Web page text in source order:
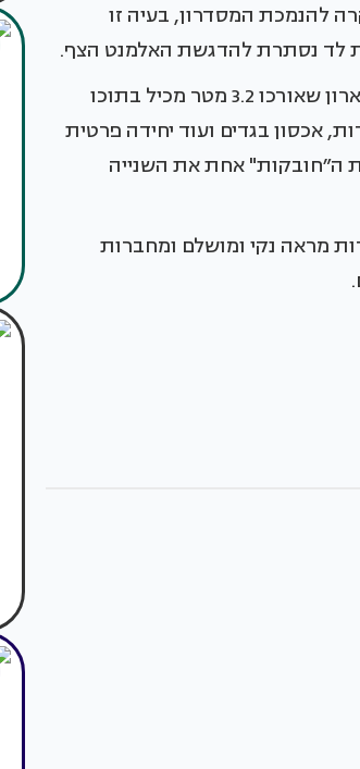
להנמכת המסדרון, בעיה זו
לד נסתרת להדגשת האלמנט הצף.
במסדרון נבנה ארון אשר תוכנן במיוחד לצרכי הדיירים ובעל הנכס. הארון שאורכו 3.2 מטר מכיל בתוכו
אכסון בגדים ועוד יחידה פרטית
על ידי 2 ידיות אינטגרליות ה״חובקות" אחת את השנייה
מראה נקי ומושלם ומחברות